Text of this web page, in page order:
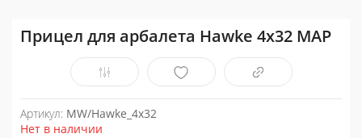
Прицел для арбалета Hawke 4x32 MAP
Артикул: MW/Hawke_4x32
Нет в наличии